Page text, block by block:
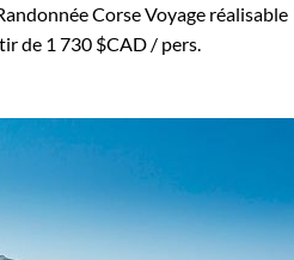
CorseVoyage réalisable
de 1 730 $CAD / pers.